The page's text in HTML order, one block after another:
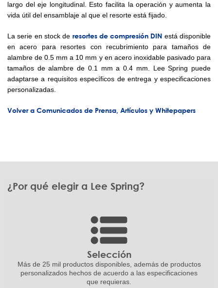
largo del eje longitudinal. Esto facilita la operación y aumenta la
vida útil del ensamblaje al que el resorte está fijado.
La serie en stock de resortes de compresión DIN está disponible
en acero para resortes con recubrimiento para tamaños de
alambre de 0.5 mm a 10 mm y en acero inoxidable pasivado para
tamaños de alambre de 0.1 mm a 0.4 mm. Lee Spring puede
adaptarse a requisitos específicos de entrega y especificaciones
personalizadas.
Volver a Comunicados de Prensa, Artículos y Whitepapers
¿Por qué elegir a Lee Spring?
Selección
Más de 25 mil productos disponibles, además de productos
personalizados hechos de acuerdo a las especificaciones
que requieras.